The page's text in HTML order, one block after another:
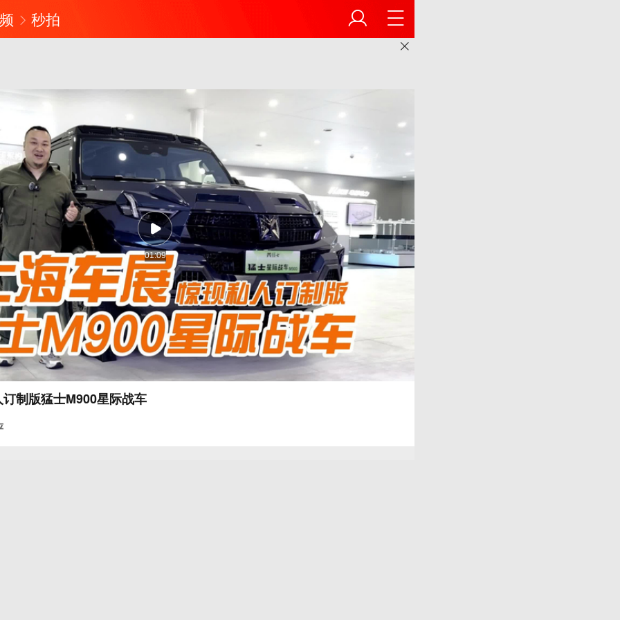
秒拍
01:09
制版猛士M900星际战车